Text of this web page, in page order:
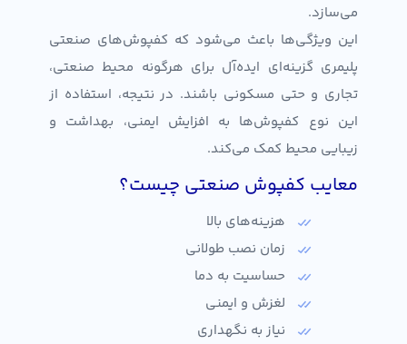
می‌سازد.
این ویژگی‌ها باعث می‌شود که کفپوش‌های صنعتی
پلیمری گزینه‌ای ایده‌آل برای هرگونه محیط صنعتی،
تجاری و حتی مسکونی باشند. در نتیجه، استفاده از
این نوع کفپوش‌ها به افزایش ایمنی، بهداشت و
زیبایی محیط کمک می‌کند.
معایب کفپوش صنعتی چیست؟
هزینه‌های بالا
زمان نصب طولانی
حساسیت به دما
لغزش و ایمنی
نیاز به نگهداری